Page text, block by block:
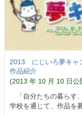
2013 にじいろ夢キャ
作品紹介
(2013 年 10 月 10 日公
「自分たちの暮らす
学校を通じて、作品を